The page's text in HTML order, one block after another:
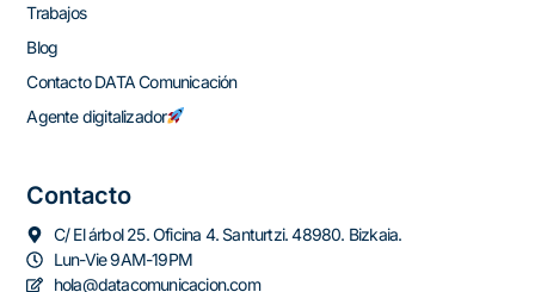
Trabajos
Blog
Contacto DATA Comunicación
Agente digitalizador
Contacto
C/ El árbol 25. Oficina 4. Santurtzi. 48980. Bizkaia.
Lun-Vie 9AM-19PM
hola@datacomunicacion.com